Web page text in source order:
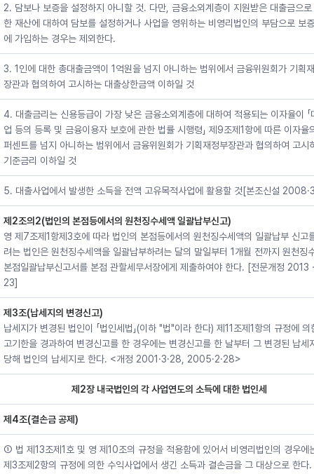
2. 담보나 보증을 설정하지 아니할 것. 다만, 금융소외계층이 지원받은 대출금으
한 재산에 대하여 담보를 설정하거나 사업을 영위하는 비영리법인의 부담으로 보
에 가입하는 경우는 제외한다.
3. 1인에 대한 총대출금액이 1억원을 넘지 아니하는 범위에서 금융위원회가 기획
장관과 협의하여 고시하는 대출상한금액 이하일 것
4. 대출금리는 신용등급이 가장 낮은 금융소외계층에 대하여 적용되는 이자율이 「
업 등의 등록 및 금융이용자 보호에 관한 법률 시행령」 제9조제1항에 따른 이자
퍼센트를 넘지 아니하는 범위에서 금융위원회가 기획재정부장관과 협의하여 고시
기준금리 이하일 것
5. 대출사업에서 발생한 소득을 전액 고유목적사업에 활용할 것[본조신설
제2조의2(법인의 본점등에서의 원천징수세액 일괄납부신고)
영 제7조제1항제3호에 따라 법인의 본점등에서의 원천징수세액의 일괄납부 신고
려는 법인은 원천징수세액을 일괄납부하려는 달의 말일부터 1개월 전까지 원천징
본점일괄납부신고서를 본점 관할세무서장에게 제출하여야 한다. [전문개정 2013
23]
제3조(납세지의 변경신고)
납세지가 변경된 법인이 「법인세법」(이하 "법"이라 한다) 제11조제1항의 규정에 의
고기한을 경과하여 변경신고를 한 경우에는 변경신고를 한 날부터 그 변경된 납세
당해 법인의 납세지로 한다. <개정 2001·3·28, 2005·2·28>
제2장 내국법인의 각 사업연도의 소득에 대한 법인세
제4조(결손금 공제)
① 법 제13조제1호 및 영 제10조의 규정을 적용함에 있어서 비영리법인의 경우에
제3조제2항의 규정에 의한 수익사업에서 생긴 소득과 결손금을 그 대상으로 한다